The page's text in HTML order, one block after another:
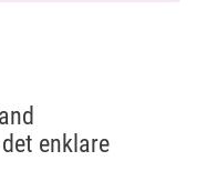
enklare